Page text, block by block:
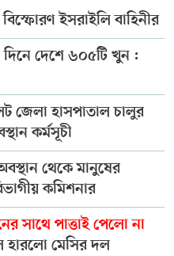
ইসরাইলি বাহিনীর
দেশে ৬০৫টি খুন :
জেলা হাসপাতাল চালুর
কর্মসূচী
থেকে মানুষের
কমিশনার
সাথে পাত্তাই পেলো না
হারলো মেসির দল